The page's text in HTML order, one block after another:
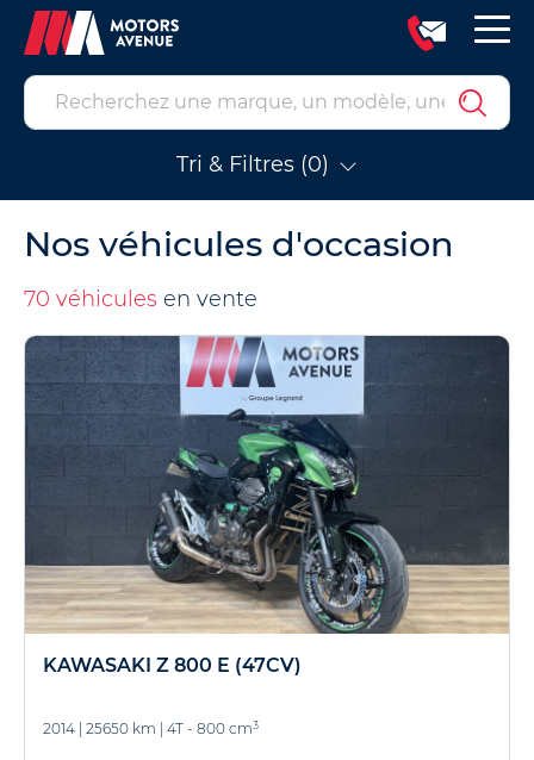
Tri & Filtres (0)
Nos véhicules d'occasion
70 véhicules en vente
KAWASAKI Z 800 E (47CV)
2014 25650 km 4T - 800 cm3